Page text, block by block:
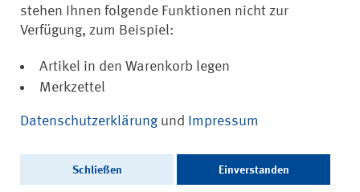
DGUV Grundsatz 313-002
von Fach­kundigen zum Freimessen nach
DGUV Regel 113-004
stehen Ihnen folgende Funktionen nicht zur
Verfügung, zum Beispiel:
Artikel in den Warenkorb legen
Merkzettel
Datenschutzerklärung und Impressum
Schließen Einverstanden